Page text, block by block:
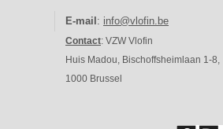
E-mail : info@vlofin.be
Contact: VZW Vlofin
Huis Madou, Bischoffsheimlaan 1-8,
1000 Brussel